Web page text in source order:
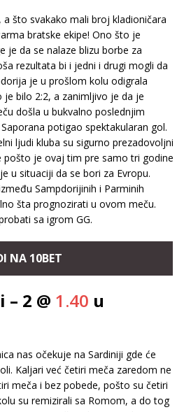
što svakako mali broj kladioničara
bratske ekipe! Ono što je
je da se nalaze blizu borbe za
rezultata bi i jedni i drugi mogli da
je u prošlom kolu odigrala
bilo 2:2, a zanimljivo je da je
došla u bukvalno poslednjim
potigao spektakularan gol.
ljudi kluba su sigurno prezadovoljni
je ovaj tim pre samo tri godine
u situaciji da se bori za Evropu.
Sampdorijinih i Parminih
šta prognozirati u ovom meču.
sa igrom GG.
NA 10BET
2 @ 1.40 u
nas očekuje na Sardiniji gde će
Kaljari već četiri meča zaredom ne
meča i bez pobede, pošto su četiri
su remizirali sa Romom, a do tog